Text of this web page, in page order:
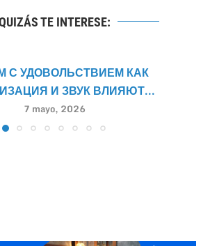
TE INTERESE:
С УДОВОЛЬСТВИЕМ КАК
И ЗВУК ВЛИЯЮТ...
7 mayo, 2026